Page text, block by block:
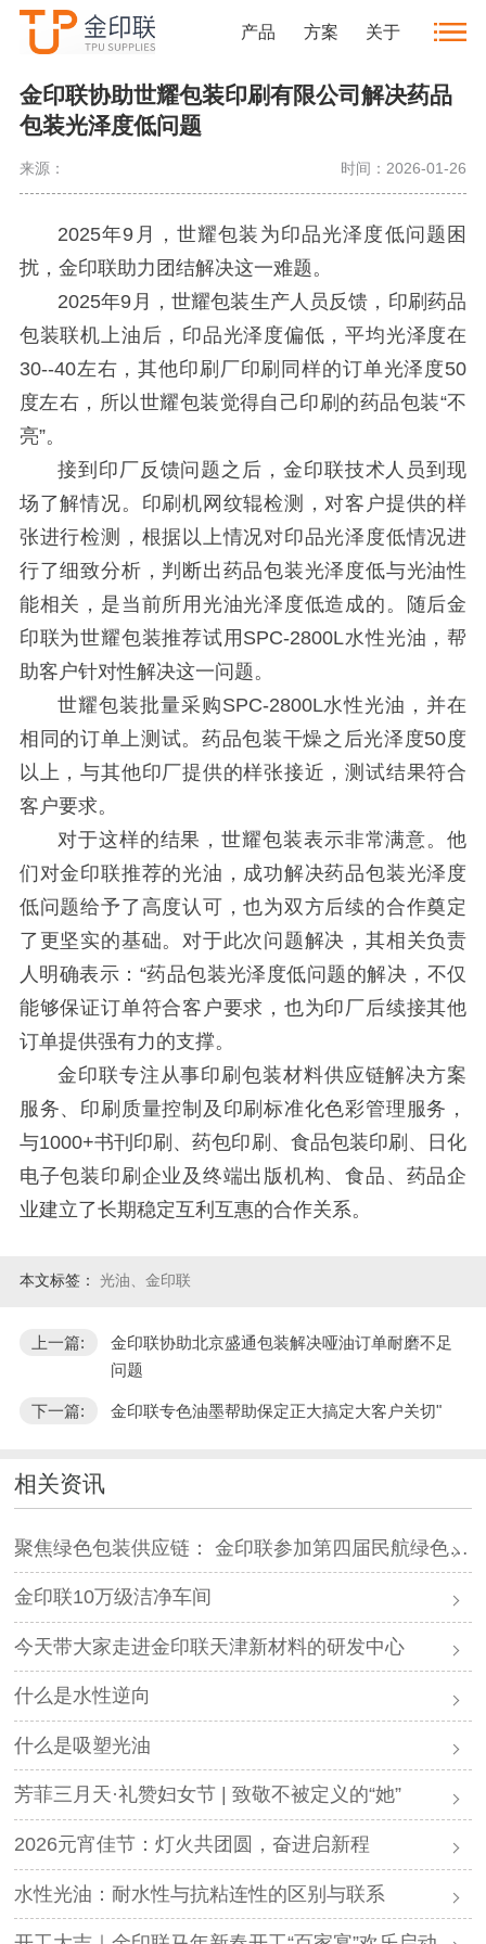
产品 方案 关于
客户案例
金印联协助世耀包装印刷有限公司解决药品
包装光泽度低问题
来源： 时间：2026-01-26
2025年9月，世耀包装为印品光泽度低问题困
扰，金印联助力团结解决这一难题。
2025年9月，世耀包装生产人员反馈，印刷药品
包装联机上油后，印品光泽度偏低，平均光泽度在
30--40左右，其他印刷厂印刷同样的订单光泽度50
度左右，所以世耀包装觉得自己印刷的药品包装“不
亮”。
接到印厂反馈问题之后，金印联技术人员到现
场了解情况。印刷机网纹辊检测，对客户提供的样
张进行检测，根据以上情况对印品光泽度低情况进
行了细致分析，判断出药品包装光泽度低与光油性
能相关，是当前所用光油光泽度低造成的。随后金
印联为世耀包装推荐试用 SPC-2800L水性光油，帮
助客户针对性解决这一问题。
世耀包装批量采购SPC-2800L水性光油，并在
相同的订单上测试。 药品包装干燥之后光泽度50度
以上，与其他印厂提供的样张接近，测试结果符合
客户要求。
对于这样的结果，世耀包装表示非常满意。他
们对金印联推荐的光油，成功解决药品包装光泽度
低问题给予了高度认可，也为双方后续的合作奠定
了更坚实的基础。对于此次问题解决 ，其相关负责
人明确表示： “药品包装光泽度低问题的解决，不仅
能够保证订单符合客户要求，也为印厂后续接其他
订单提供强有力的支撑。
金印联专注从事印刷包装材料供应链解决方案
服务、印刷质量控制及印刷标准化色彩管理服务，
与1000+书刊印刷、药包印刷、食品包装印刷、日化
电子包装印刷企业及终端出版机构、食品、药品企
业建立了长期稳定互利互惠的合作关系。
本文标签： 光油、金印联
上一篇:
金印联协助北京盛通包装解决哑油订单耐磨不足
问题
下一篇: 金印联专色油墨帮助保定正大搞定大客户关切"
相关资讯
聚焦绿色包装供应链： 金印联参加第四届民航绿色发展大会
金印联10万级洁净车间
今天带大家走进金印联天津新材料的研发中心
什么是水性逆向
什么是吸塑光油
芳菲三月天·礼赞妇女节 | 致敬不被定义的“她”
2026元宵佳节：灯火共团圆，奋进启新程
水性光油：耐水性与抗粘连性的区别与联系